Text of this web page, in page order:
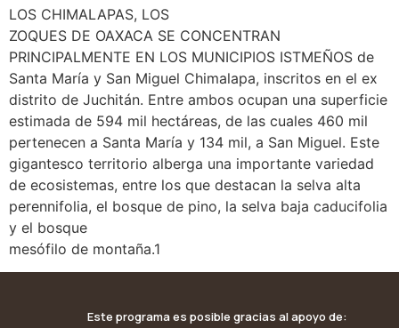
LOS CHIMALAPAS, LOS
ZOQUES DE OAXACA SE CONCENTRAN
PRINCIPALMENTE EN LOS MUNICIPIOS ISTMEÑOS de
Santa María y San Miguel Chimalapa, inscritos en el ex
distrito de Juchitán. Entre ambos ocupan una superficie
estimada de 594 mil hectáreas, de las cuales 460 mil
pertenecen a Santa María y 134 mil, a San Miguel. Este
gigantesco territorio alberga una importante variedad
de ecosistemas, entre los que destacan la selva alta
perennifolia, el bosque de pino, la selva baja caducifolia
y el bosque
mesófilo de montaña.1
Este programa es posible gracias al apoyo de: